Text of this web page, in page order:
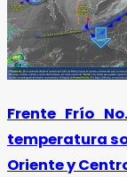
Frente Frío
temperatura
Oriente y